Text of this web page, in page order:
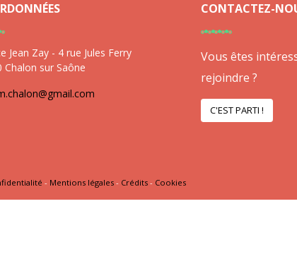
Jean Zay - 4 rue Jules Ferry
Chalon sur Saône
CONTACTEZ-
Vous êtes
rejoindre ?
C'EST PARTI !
- Mentions légales - Crédits - Cookies